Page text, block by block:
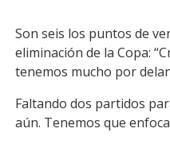
Facebook
Son seis los puntos de
eliminación de la Copa:
tenemos mucho por
Faltando dos partidos
aún. Tenemos que